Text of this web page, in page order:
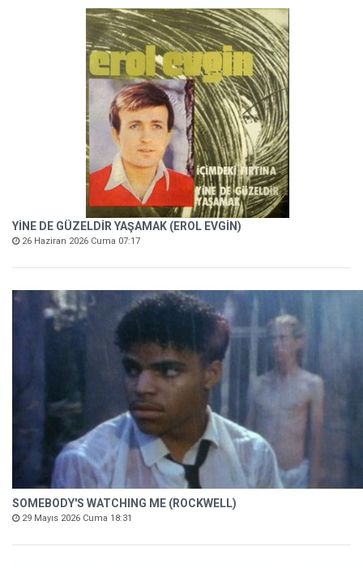
YİNE DE GÜZELDİR YAŞAMAK (EROL EVGİN)
26 Haziran 2026 Cuma 07:17
SOMEBODY'S WATCHING ME (ROCKWELL)
29 Mayıs 2026 Cuma 18:31